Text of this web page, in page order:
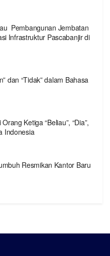
Pembangunan Jembatan
Infrastruktur Pascabanjir di
dan “Tidak” dalam Bahasa
Ketiga “Beliau”, “Dia”,
Indonesia
Resmikan Kantor Baru